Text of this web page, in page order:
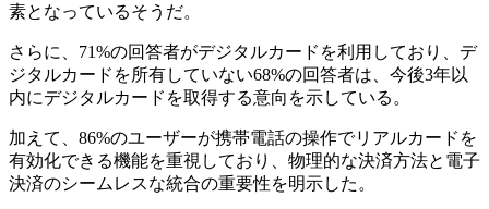
素となっているそうだ。
さらに、71%の回答者がデジタルカードを利用しており、デ
ジタルカードを所有していない68%の回答者は、今後3年以
内にデジタルカードを取得する意向を示している。
加えて、86%のユーザーが携帯電話の操作でリアルカードを
有効化できる機能を重視しており、物理的な決済方法と電子
決済のシームレスな統合の重要性を明示した。